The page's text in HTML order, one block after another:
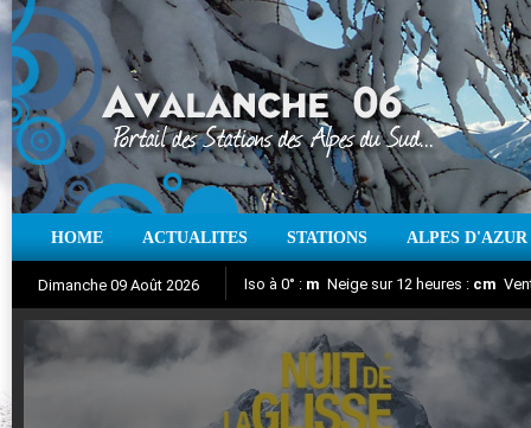
HOME ACTUALITES STATIONS ALPES D'AZUR
Dimanche 09 Août 2026 Iso à 0° : m Neige sur 12 heures : cm
Nuit de la Glisse 2018